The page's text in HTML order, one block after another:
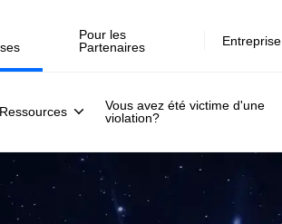
Ressources
Vous avez été victime d'une
violation?
Pour les
Partenaires
Entreprise